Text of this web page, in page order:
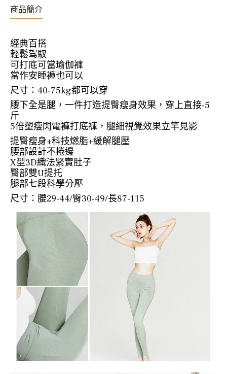
商品簡介
經典百搭
輕鬆驾馭
可打底可當瑜伽褲
當作安睡褲也可以
尺寸：40-75kg都可以穿
腰下全是腿，一件打造提臀瘦身效果，穿上直接-5
斤
5倍塑瘦閃電褲打底褲，腿細視覺效果立竿見影
提臀瘦身+科技燃脂+緩解腿壓
腰部設計不捲邊
X型3D織法緊實肚子
臀部雙U提托
腿部七段科學分壓
尺寸：腰29-44/臀30-49/長87-115